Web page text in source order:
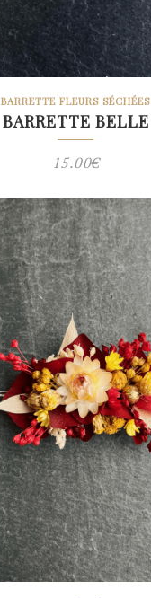
BARRETTE FLEURS SÉCHÉES
BARRETTE BELLE
15.00€